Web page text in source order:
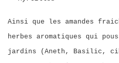
Ainsi que les amandes
herbes aromatiques qui
jardins (Aneth, Basilic,